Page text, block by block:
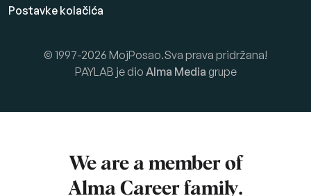
Postavke kolačića
© 1997-2026 MojPosao.Sva prava pridržana!
PAYLAB je dio Alma Media grupe
We are a member of
Alma Career family.